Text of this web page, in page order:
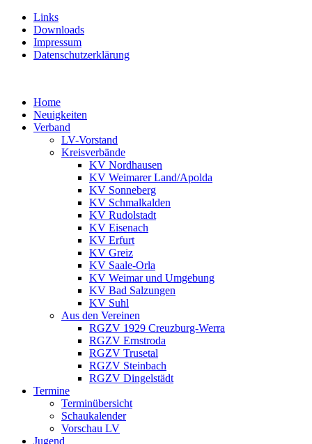
Links
Downloads
Impressum
Datenschutzerklärung
Home
Neuigkeiten
Verband
LV-Vorstand
Kreisverbände
KV Nordhausen
KV Weimarer Land/Apolda
KV Sonneberg
KV Schmalkalden
KV Rudolstadt
KV Eisenach
KV Erfurt
KV Greiz
KV Saale-Orla
KV Weimar und Umgebung
KV Bad Salzungen
KV Suhl
Aus den Vereinen
RGZV 1929 Creuzburg-Werra
RGZV Ernstroda
RGZV Trusetal
RGZV Steinbach
RGZV Dingelstädt
Termine
Terminübersicht
Schaukalender
Vorschau LV
Jugend